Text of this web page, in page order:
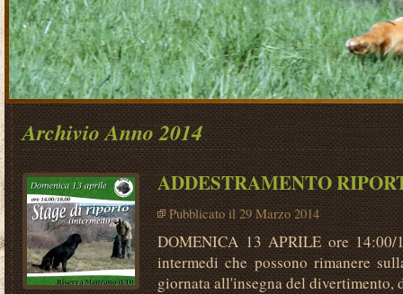
Archivio Anno 2014
ADDESTRAMENTO
Pubblicato il 29 Marzo 2014
DOMENICA 13 APRILE ore 14:00/
intermedi che possono rimanere
giornata all'insegna del divertimento,